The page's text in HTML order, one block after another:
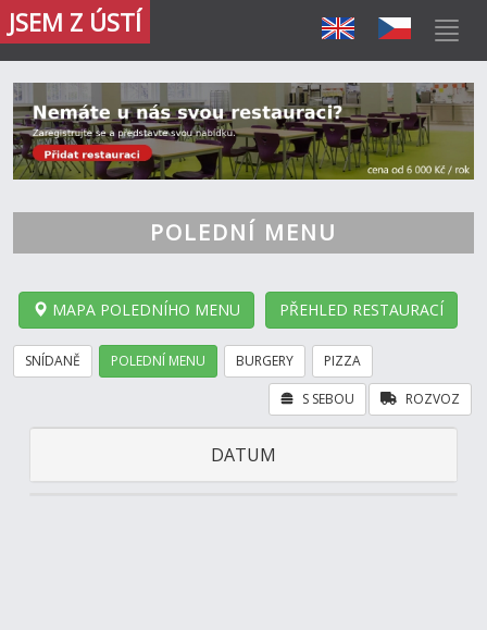
JSEM Z ÚSTÍ
POLEDNÍ MENU
MAPA POLEDNÍHO MENU PŘEHLED RESTAURACÍ
SNÍDANĚ POLEDNÍ MENU BURGERY PIZZA
ROZVOZ
S SEBOU
DATUM